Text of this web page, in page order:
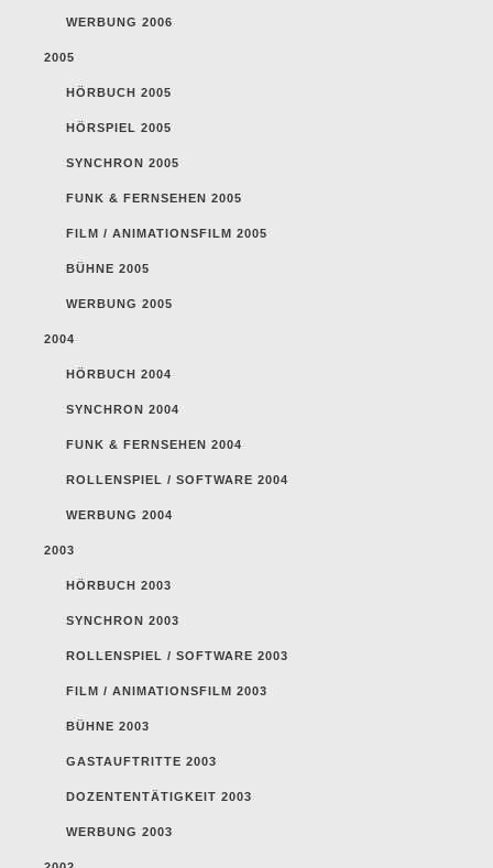
WERBUNG 2006
2005
HÖRBUCH 2005
HÖRSPIEL 2005
SYNCHRON 2005
FUNK & FERNSEHEN 2005
FILM / ANIMATIONSFILM 2005
BÜHNE 2005
WERBUNG 2005
2004
HÖRBUCH 2004
SYNCHRON 2004
FUNK & FERNSEHEN 2004
ROLLENSPIEL / SOFTWARE 2004
WERBUNG 2004
2003
HÖRBUCH 2003
SYNCHRON 2003
ROLLENSPIEL / SOFTWARE 2003
FILM / ANIMATIONSFILM 2003
BÜHNE 2003
GASTAUFTRITTE 2003
DOZENTENTÄTIGKEIT 2003
WERBUNG 2003